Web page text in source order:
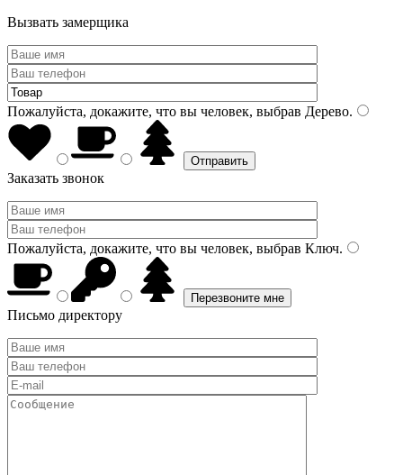
Вызвать замерщика
Пожалуйста, докажите, что вы человек, выбрав Дерево.
Заказать звонок
Пожалуйста, докажите, что вы человек, выбрав Ключ.
Письмо директору